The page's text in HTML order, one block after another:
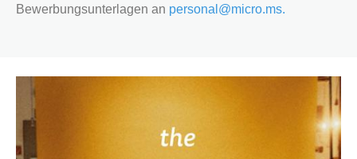
Bewerbungsunterlagen an personal@micro.ms.